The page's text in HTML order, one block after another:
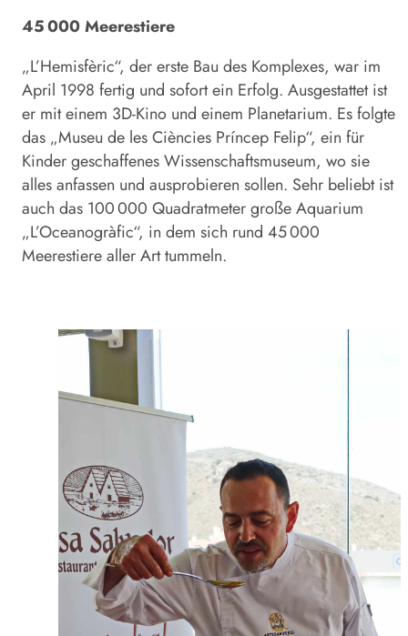
45 000 Meerestiere
„L’Hemisfèric“, der erste Bau des Komplexes, war im
April 1998 fertig und sofort ein Erfolg. Ausgestattet ist
er mit einem 3D-Kino und einem Planetarium. Es folgte
das „Museu de les Ciències Príncep Felip“, ein für
Kinder geschaffenes Wissenschaftsmuseum, wo sie
alles anfassen und ausprobieren sollen. Sehr beliebt ist
auch das 100 000 Quadratmeter große Aquarium
„L’Oceanogràfic“, in dem sich rund 45 000
Meerestiere aller Art tummeln.